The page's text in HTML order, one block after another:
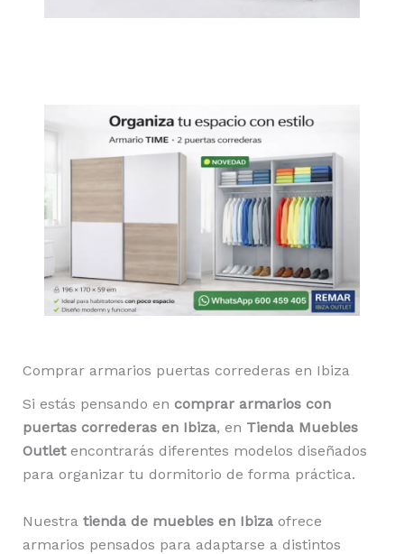
Comprar armarios puertas correderas en Ibiza
Si estás pensando en comprar armarios con
puertas correderas en Ibiza, en Tienda Muebles
Outletencontrarás diferentes modelos diseñados
para organizar tu dormitorio de forma práctica.
Nuestra tienda de muebles en Ibizaofrece
armarios pensados para adaptarse a distintos